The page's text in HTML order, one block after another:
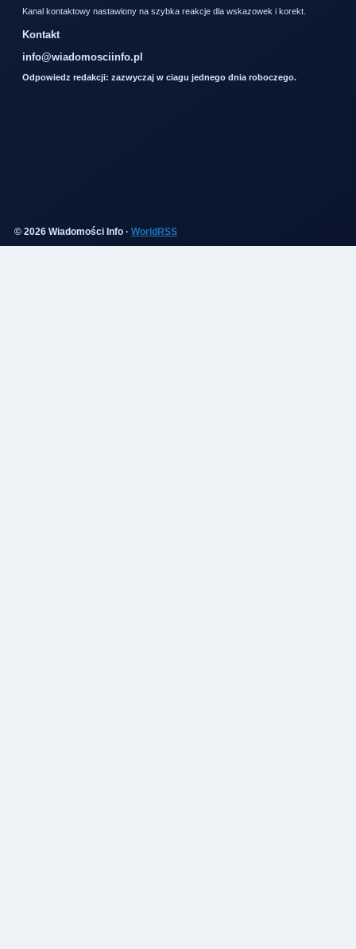
Kanal kontaktowy nastawiony na szybka reakcje dla wskazowek i korekt.
Kontakt
info@wiadomosciinfo.pl
Odpowiedz redakcji: zazwyczaj w ciagu jednego dnia roboczego.
© 2026 Wiadomości Info · WorldRSS